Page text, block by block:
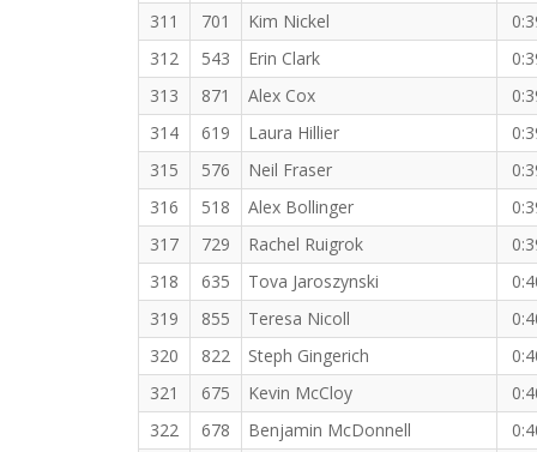
311
701 Kim Nickel
312
543 Erin Clark
313
871 Alex Cox
314
619 Laura Hillier
315
576 Neil Fraser
316
518 Alex Bollinger
317
729 Rachel Ruigrok
318
635 Tova Jaroszynski
319
855 Teresa Nicoll
320
822 Steph Gingerich
321
675 Kevin McCloy
322
678 Benjamin McDonnell